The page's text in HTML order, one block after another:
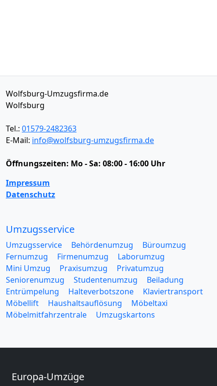
Wolfsburg-Umzugsfirma.de
Wolfsburg
Tel.: 01579-2482363
E-Mail: info@wolfsburg-umzugsfirma.de
Öffnungszeiten: Mo - Sa: 08:00 - 16:00 Uhr
Impressum
Datenschutz
Umzugsservice
Umzugsservice Behördenumzug
Büroumzug
Fernumzug
Firmenumzug
Laborumzug
Mini Umzug
Praxisumzug
Privatumzug
Seniorenumzug
Studentenumzug
Beiladung
Entrümpelung
Halteverbotszone
Klaviertransport
Möbellift
Haushaltsauflösung
Möbeltaxi
Möbelmitfahrzentrale
Umzugskartons
Europa-Umzüge